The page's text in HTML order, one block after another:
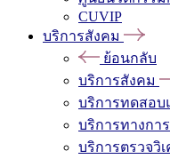
CUVIP
บริการสังคม
ย้อนกลับ
บริการสังคม
บริการทดสอบ
บริการทางกา
บริการตรวจวิ